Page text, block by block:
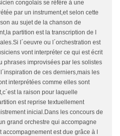
congolais se réfère à une
par un instrument,et selon cette
au sujet de la chanson de
partition est la transcription de l
l´oeuvre ou l´orchestration est
vont interpréter ce qui est écrit
phrases improvisées par les solistes
de ces derniers,mais les
interprétées comme elles sont
la raison pour laquelle
est reprise textuellement
inicial.Dans les concours de
grand orchestre qui accompagne
est due grâce à l